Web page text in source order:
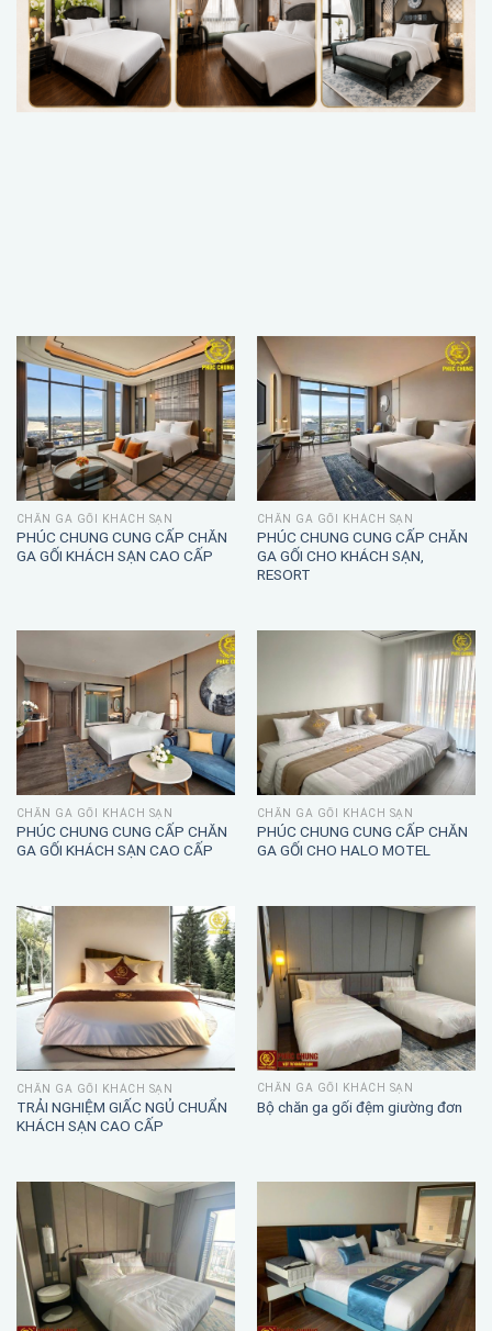
CHĂN GA GỐI KHÁCH SẠN
PHÚC CHUNG CUNG CẤP CHĂN
GA GỐI KHÁCH SẠN CAO CẤP
CHĂN GA GỐI KHÁCH SẠN
PHÚC CHUNG CUNG CẤP CHĂN
GA GỐI CHO KHÁCH SẠN,
RESORT
CHĂN GA GỐI KHÁCH SẠN
PHÚC CHUNG CUNG CẤP CHĂN
GA GỐI KHÁCH SẠN CAO CẤP
CHĂN GA GỐI KHÁCH SẠN
PHÚC CHUNG CUNG CẤP CHĂN
GA GỐI CHO HALO MOTEL
CHĂN GA GỐI KHÁCH SẠN
TRẢI NGHIỆM GIẤC NGỦ CHUẨN
KHÁCH SẠN CAO CẤP
CHĂN GA GỐI KHÁCH SẠN
Bộ chăn ga gối đệm giường đơn